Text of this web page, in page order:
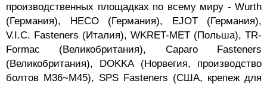
производственных площадках по всему миру - Wurth
(Германия), HECO (Германия), EJOT (Германия),
V.I.C. Fasteners (Италия), WKRET-MET (Польша), TR-
Formac (Великобритания), Caparo Fasteners
(Великобритания), DOKKA (Норвегия, производство
болтов M36~M45), SPS Fasteners (США, крепеж для